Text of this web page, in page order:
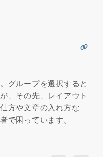
グループを選択すると
、その先、レイアウト
方や文章の入れ方な
で困っています。